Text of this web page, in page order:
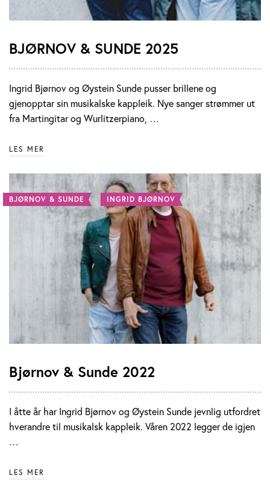
BJØRNOV & SUNDE 2025
Ingrid Bjørnov og Øystein Sunde pusser brillene og
gjenopptar sin musikalske kappleik. Nye sanger strømmer ut
fra Martingitar og Wurlitzerpiano, …
LES MER
BJØRNOV & SUNDE INGRID BJØRNOV
Bjørnov & Sunde 2022
I åtte år har Ingrid Bjørnov og Øystein Sunde jevnlig utfordret
hverandre til musikalsk kappleik. Våren 2022 legger de igjen
…
LES MER